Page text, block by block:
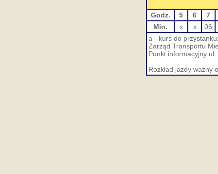
Godz. 5 6
7
Min.
x x
06
a - kurs do
Zarząd Transportu
Punkt informacyjny
Rozkład jazdy ważny